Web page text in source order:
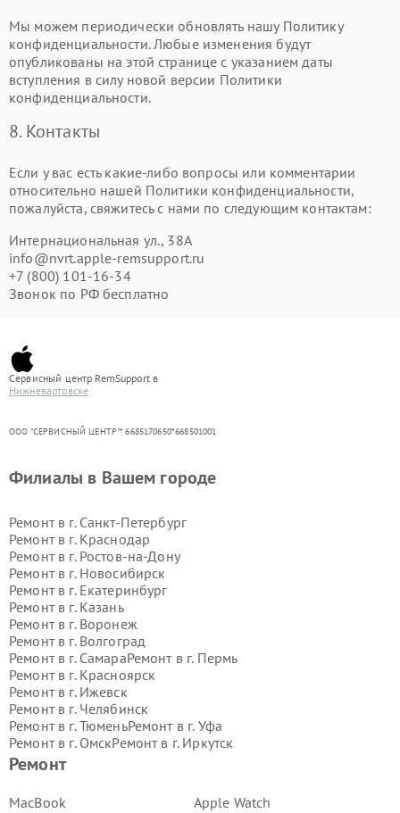
Мы можем периодически обновлять нашу Политику
конфиденциальности. Любые изменения будут
опубликованы на этой странице с указанием даты
вступления в силу новой версии Политики
конфиденциальности.
8. Контакты
Если у вас есть какие-либо вопросы или комментарии
относительно нашей Политики конфиденциальности,
пожалуйста, свяжитесь с нами по следующим контактам:
Интернациональная ул., 38А
info@nvrt.apple-remsupport.ru
+7 (800) 101-16-34
Звонок по РФ бесплатно
Сервисный центр RemSupport в
Нижневартовске
ООО "СЕРВИСНЫЙ ЦЕНТР"* 6685170650*668501001
Ремонт
MacBook
Apple Watch
Филиалы в Вашем городе
Ремонт в г. Санкт-Петербург
Ремонт в г. Краснодар
Ремонт в г. Ростов-на-Дону
Ремонт в г. Новосибирск
Ремонт в г. Екатеринбург
Ремонт в г. Казань
Ремонт в г. Воронеж
Ремонт в г. Волгоград
Ремонт в г. СамараРемонт в г. Пермь
Ремонт в г. Красноярск
Ремонт в г. Ижевск
Ремонт в г. Челябинск
Ремонт в г.ТюменьРемонт в г. Уфа
Ремонт в г. ОмскРемонт в г. Иркутск
Ремонт в г.
Ремонт в г.